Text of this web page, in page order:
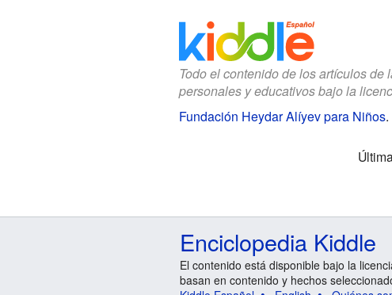
Todo el contenido de los artículos de
personales y educativos bajo la
Fundación Heydar Alíyev para Niños.
Enciclopedia Kiddle
El contenido está disponible bajo la
basan en contenido y hechos